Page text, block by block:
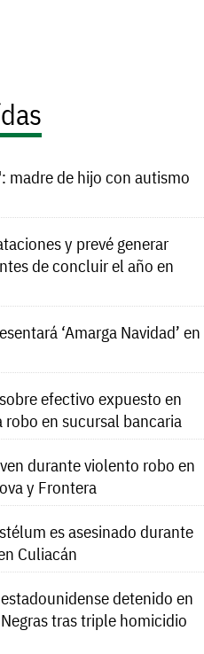
madre de hijo con autismo
y prevé generar
de concluir el año en
‘Amarga Navidad’ en
efectivo expuesto en
en sucursal bancaria
durante violento robo en
y Frontera
es asesinado durante
Culiacán
detenido en
tras triple homicidio